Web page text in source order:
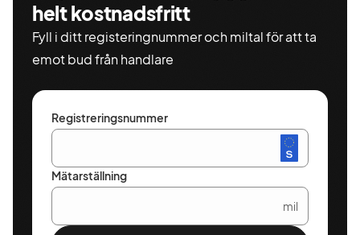
helt kostnadsfritt
Fyll i ditt registeringnummer och miltal för att ta
emot bud från handlare
Registreringsnummer
Mätarställning
mil